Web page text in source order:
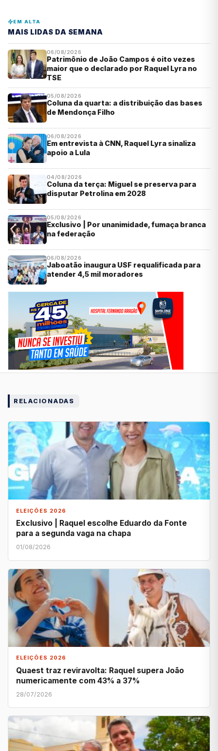
EM ALTA
MAIS LIDAS DA SEMANA
06/08/2026
Patrimônio de João Campos é oito vezes
maior que o declarado por Raquel Lyra no
TSE
05/08/2026
Coluna da quarta: a distribuição das bases
de Mendonça Filho
06/08/2026
Em entrevista à CNN, Raquel Lyra sinaliza
apoio a Lula
04/08/2026
Coluna da terça: Miguel se preserva para
disputar Petrolina em 2028
05/08/2026
Exclusivo | Por unanimidade, fumaça branca
na federação
06/08/2026
Jaboatão inaugura USF requalificada para
atender 4,5 mil moradores
RELACIONADAS
ELEIÇÕES 2026
Exclusivo | Raquel escolhe Eduardo da Fonte
para a segunda vaga na chapa
01/08/2026
ELEIÇÕES 2026
Quaest traz reviravolta: Raquel supera João
numericamente com 43% a 37%
28/07/2026